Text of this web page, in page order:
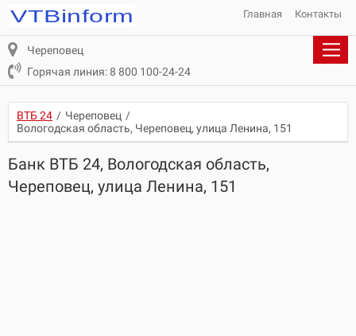
Главная Контакты
Череповец
Горячая линия: 8 800 100-24-24
ВТБ 24 / Череповец /
Вологодская область, Череповец, улица Ленина, 151
Банк ВТБ 24, Вологодская область,
Череповец, улица Ленина, 151